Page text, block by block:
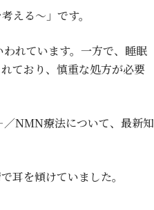
える～」です。
れています。一方で、睡眠
ており、慎重な処方が必要
NMN療法について、最新知
耳を傾けていました。